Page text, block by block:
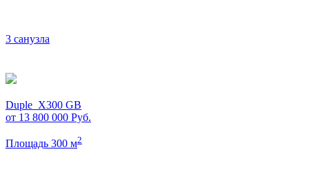
3 санузла
Duple_X300 GB
от 13 800 000 Руб.
Площадь 300 м2